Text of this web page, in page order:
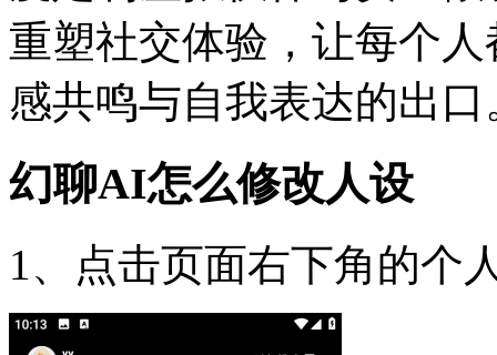
重塑社交体验，让每个
感共鸣与自我表达的出口
幻聊AI怎么修改人设
1、点击页面右下角的个